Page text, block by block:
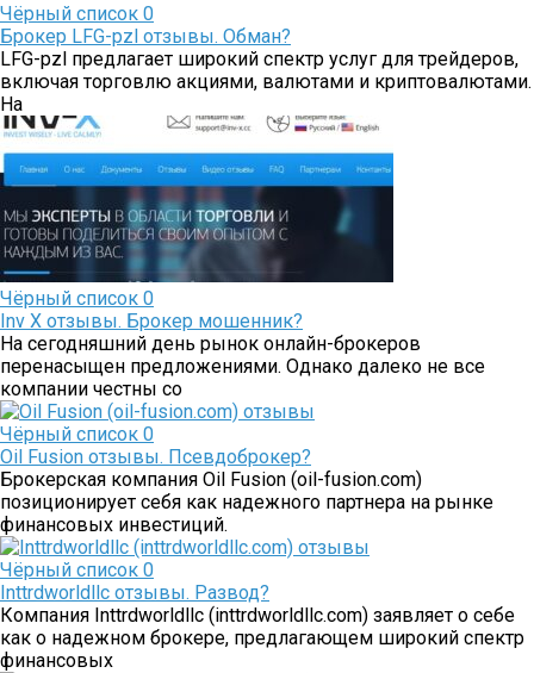
Чёрный список 0
Брокер LFG-pzl отзывы. Обман?
LFG-pzl предлагает широкий спектр услуг для трейдеров,
включая торговлю акциями, валютами и криптовалютами.
На
Чёрный список 0
Inv X отзывы. Брокер мошенник?
На сегодняшний день рынок онлайн-брокеров
перенасыщен предложениями. Однако далеко не все
компании честны со
Чёрный список 0
Oil Fusion отзывы. Псевдоброкер?
Брокерская компания Oil Fusion (oil-fusion.com)
позиционирует себя как надежного партнера на рынке
финансовых инвестиций.
Чёрный список 0
Inttrdworldllc отзывы. Развод?
Компания Inttrdworldllc (inttrdworldllc.com) заявляет о себе
как о надежном брокере, предлагающем широкий спектр
финансовых